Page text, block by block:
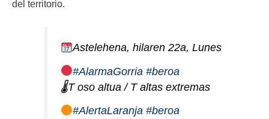
del territorio.
Astelehena, hilaren 22a, Lunes
#AlarmaGorria #beroa
🌡T oso altua / T altas extremas
#AlertaLaranja #beroa